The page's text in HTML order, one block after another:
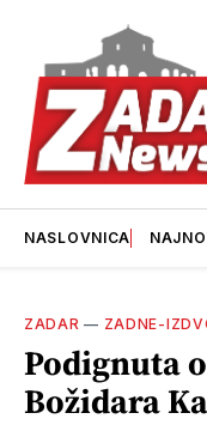
NASLOVNICA
ZADAR — ZADNE-
Podignuta
Božidara